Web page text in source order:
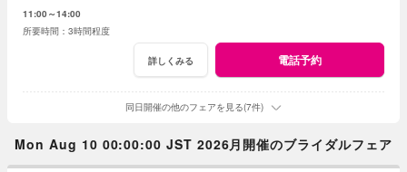
11:00～14:00
3時間程度
詳しくみる 電話予約
同日開催の他のフェアを見る(7件)
Mon Aug 10 00:00:00 JST 2026月開催のブライダルフェア